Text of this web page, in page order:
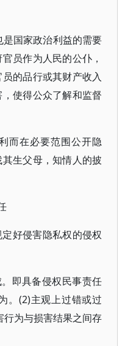
国家政治利益的需要
员作为人民的公仆，
的品行或其财产收入
使得公众了解和监督
而在必要范围公开隐
生父母，知情人的披
好侵害隐私权的侵权
即具备侵权民事责任
。(2)主观上过错或过
行为与损害结果之间存